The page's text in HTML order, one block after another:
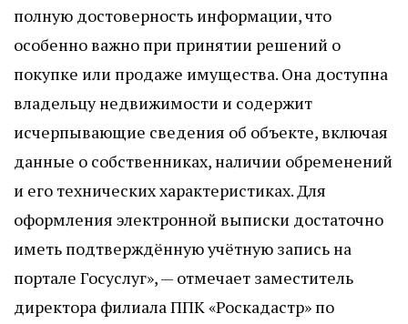
полную достоверность информации, что
особенно важно при принятии решений о
покупке или продаже имущества. Она доступна
владельцу недвижимости и содержит
исчерпывающие сведения об объекте, включая
данные о собственниках, наличии обременений
и его технических характеристиках. Для
оформления электронной выписки достаточно
иметь подтверждённую учётную запись на
портале Госуслуг», — отмечает заместитель
директора филиала ППК «Роскадастр» по